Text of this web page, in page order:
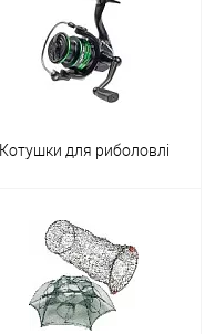
Котушки для риболовлі